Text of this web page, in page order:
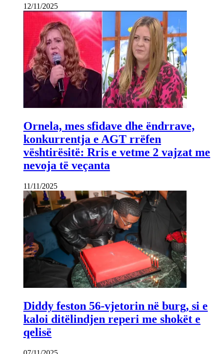
12/11/2025
Ornela, mes sfidave dhe ëndrrave,
konkurrentja e AGT rrëfen
vështirësitë: Rris e vetme 2 vajzat me
nevoja të veçanta
11/11/2025
Diddy feston 56-vjetorin në burg, si e
kaloi ditëlindjen reperi me shokët e
qelisë